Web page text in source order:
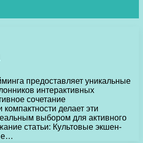
предоставляет уникальные
интерактивных
сочетание
компактности делает эти
выбором для активного
статьи: Культовые экшен-